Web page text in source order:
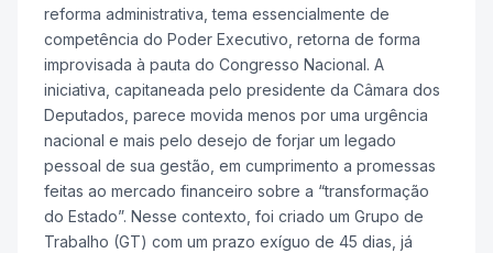
reforma administrativa, tema essencialmente de
competência do Poder Executivo, retorna de forma
improvisada à pauta do Congresso Nacional. A
iniciativa, capitaneada pelo presidente da Câmara dos
Deputados, parece movida menos por uma urgência
nacional e mais pelo desejo de forjar um legado
pessoal de sua gestão, em cumprimento a promessas
feitas ao mercado financeiro sobre a “transformação
do Estado”. Nesse contexto, foi criado um Grupo de
Trabalho (GT) com um prazo exíguo de 45 dias, já